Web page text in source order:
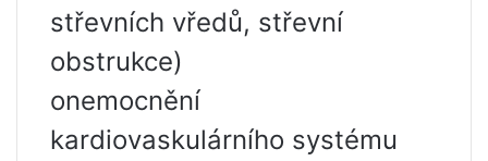
střevních vředů, střevní
obstrukce)
onemocnění
kardiovaskulárního systému